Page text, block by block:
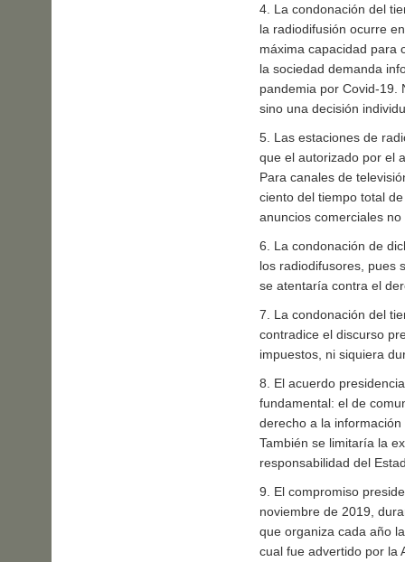
4. La condonación del
la radiodifusión ocurre
máxima capacidad para
la sociedad demanda
pandemia por Covid-19.
sino una decisión
5. Las estaciones de
que el autorizado por el
Para canales de
ciento del tiempo total
anuncios comerciales
6. La condonación de
los radiodifusores, pues
se atentaría contra el
7. La condonación del
contradice el discurso
impuestos, ni siquiera
8. El acuerdo
fundamental: el de
derecho a la
También se limitaría la
responsabilidad del
9. El compromiso
noviembre de 2019,
que organiza cada año
cual fue advertido por la